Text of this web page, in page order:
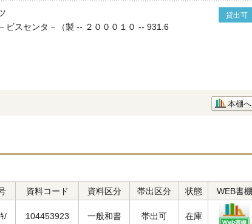
貸出可
ビスセンタ－（製 -- ２０００１０ -- 931.6
本棚へ
資料コード 資料区分 帯出区分 状態 WEB書棚
/ 104453923 一般和書 帯出可 在庫